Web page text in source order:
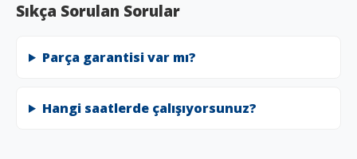
Sıkça Sorulan Sorular
Parça garantisi var mı?
Hangi saatlerde çalışıyorsunuz?